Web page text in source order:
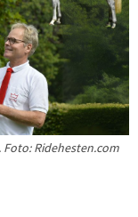
Ridehesten.com